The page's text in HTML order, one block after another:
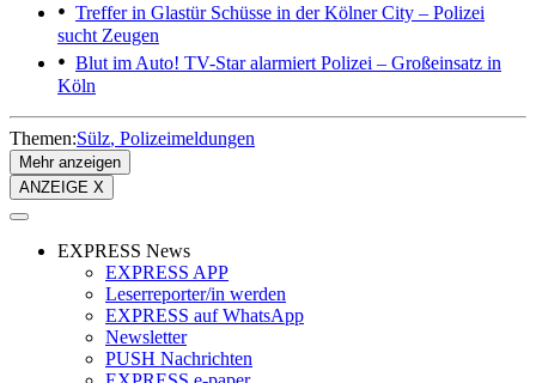
Treffer in GlastürSchüsse in der Kölner City – Polizei
sucht Zeugen
Blut im Auto! TV-Star alarmiert Polizei – Großeinsatz in
Köln
Themen:Sülz Polizeimeldungen
Mehr anzeigen
ANZEIGE X
EXPRESS News
EXPRESS APP
Leserreporter/in werden
EXPRESS auf WhatsApp
Newsletter
PUSH Nachrichten